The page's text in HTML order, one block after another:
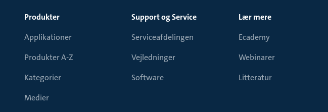
Produkter
Applikationer
Produkter A-Z
Kategorier
Medier
Support og Service
Serviceafdelingen
Vejledninger
Software
Lær mere
Ecademy
Webinarer
Litteratur